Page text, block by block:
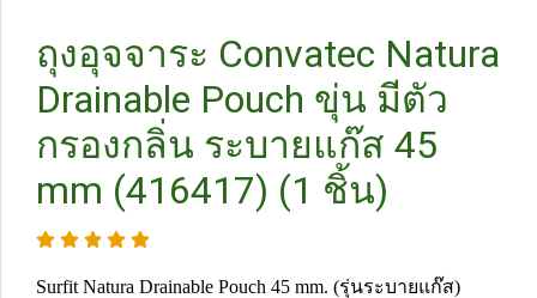
ถุงอุจจาระ Convatec Natura
Drainable Pouch ขุ่น มีตัว
กรองกลิ่น ระบายแก๊ส 45
mm (416417) (1 ชิ้น)
Surfit Natura Drainable Pouch 45 mm. (รุ่นระบายแก๊ส)